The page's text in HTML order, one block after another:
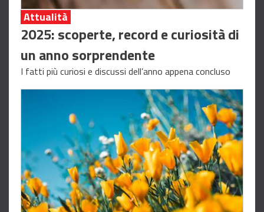
Attualità
2025: scoperte, record e curiosità di
un anno sorprendente
I fatti più curiosi e discussi dell’anno appena concluso